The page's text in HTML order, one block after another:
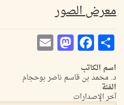
معرض الصور
Share
Facebook
Mastodon
اسم الكاتب
د. محمد بن قاسم ناصر بوحجام
الفئة
آخر الإصدارات